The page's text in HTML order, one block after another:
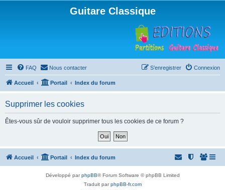
Guitare Classique
FAQ Nous contacter Connexion
S’enregistrer
Accueil Portail Index du forum
Supprimer les cookies
Êtes-vous sûr de vouloir supprimer tous les cookies de ce forum ?
Accueil Portail Index du forum
Développé parphpBB® Forum Software © phpBB Limited
Traduit parphpBB-fr.com